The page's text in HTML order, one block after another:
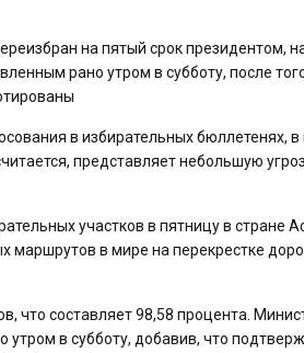
на пятый срок президентом,
рано утром в субботу, после
в избирательных бюллетенях,
представляет небольшую
участков в пятницу в стране
маршрутов в мире на перекрестке
что составляет 98,58 процента.
в субботу, добавив, что